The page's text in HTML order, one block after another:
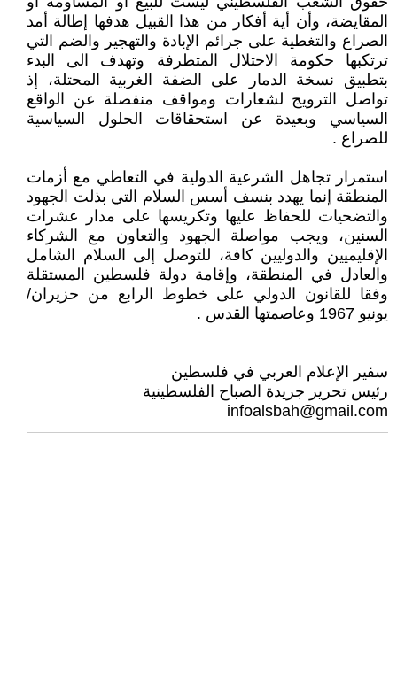
المقايضة، وأن أية أفكار من هذا القبيل هدفها إطالة أمد
الصراع والتغطية على جرائم الإبادة والتهجير والضم التي
ترتكبها حكومة الاحتلال المتطرفة وتهدف الى البدء
بتطبيق نسخة الدمار على الضفة الغربية المحتلة، إذ
تواصل الترويج لشعارات ومواقف منفصلة عن الواقع
السياسي وبعيدة عن استحقاقات الحلول السياسية
للصراع .
استمرار تجاهل الشرعية الدولية في التعاطي مع أزمات
المنطقة إنما يهدد بنسف أسس السلام التي بذلت الجهود
والتضحيات للحفاظ عليها وتكريسها على مدار عشرات
السنين، ويجب مواصلة الجهود والتعاون مع الشركاء
الإقليميين والدوليين كافة، للتوصل إلى السلام الشامل
والعادل في المنطقة، وإقامة دولة فلسطين المستقلة
وفقا للقانون الدولي على خطوط الرابع من حزيران/
يونيو 1967 وعاصمتها القدس .
سفير الإعلام العربي في فلسطين
رئيس تحرير جريدة الصباح الفلسطينية
infoalsbah@gmail.com